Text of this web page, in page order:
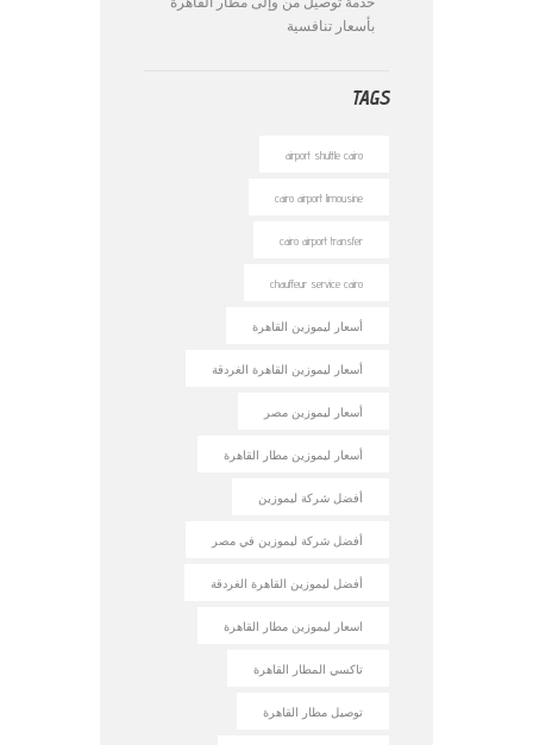
بأسعار تنافسية
TAGS
airport shuttle cairo
cairo airport limousine
cairo airport transfer
chauffeur service cairo
أسعار ليموزين القاهرة
أسعار ليموزين القاهرة الغردقة
أسعار ليموزين مصر
أسعار ليموزين مطار القاهرة
أفضل شركة ليموزين
أفضل شركة ليموزين في مصر
أفضل ليموزين القاهرة الغردقة
اسعار ليموزين مطار القاهرة
تاكسي المطار القاهرة
توصيل مطار القاهرة